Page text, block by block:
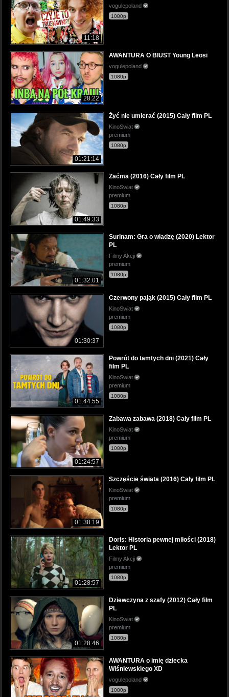
11:18
vogulepoland
1080p
28:22
AWANTURA O BIUST Young Leosi
vogulepoland
1080p
01:21:14
Żyć nie umierać (2015) Cały film PL
KinoSwiat
premium
1080p
01:49:33
Zaćma (2016) Cały film PL
KinoSwiat
premium
1080p
01:32:01
Surinam: Gra o władzę (2020) Lektor
PL
Filmy Akcji
premium
1080p
01:30:37
Czerwony pająk (2015) Cały film PL
KinoSwiat
premium
1080p
01:44:55
Powrót do tamtych dni (2021) Cały
film PL
KinoSwiat
premium
1080p
01:24:57
Zabawa zabawa (2018) Cały film PL
KinoSwiat
premium
1080p
01:38:19
Szczęście świata (2016) Cały film PL
KinoSwiat
premium
1080p
01:28:57
Doris: Historia pewnej miłości (2018)
Lektor PL
Filmy Akcji
premium
1080p
01:28:46
Dziewczyna z szafy (2012) Cały film
PL
KinoSwiat
premium
1080p
AWANTURA o imię dziecka
Wiśniewskiego XD
vogulepoland
1080p